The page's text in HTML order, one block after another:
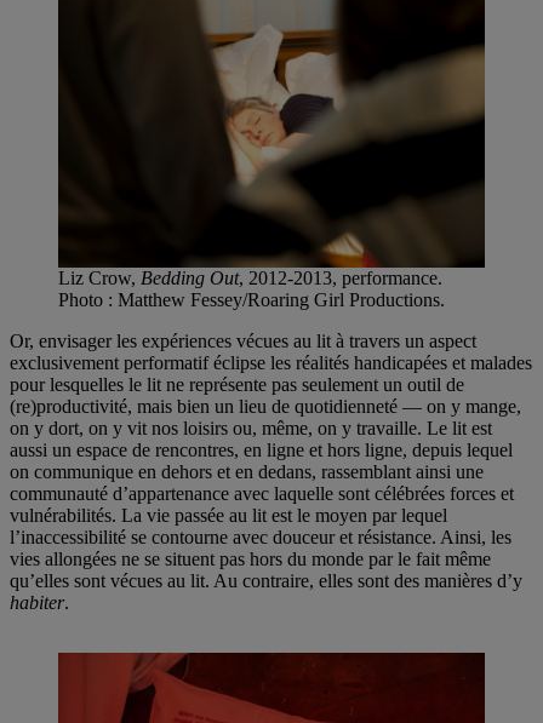
Liz Crow, Bedding Out, 2012-2013, performance.
Photo : Matthew Fessey/Roaring Girl Productions.
Or, envisager les expériences vécues au lit à travers un aspect
exclusivement performatif éclipse les réalités handicapées et malades
pour lesquelles le lit ne représente pas seulement un outil de
(re)productivité, mais bien un lieu de quotidienneté — on y mange,
on y dort, on y vit nos loisirs ou, même, on y travaille. Le lit est
aussi un espace de rencontres, en ligne et hors ligne, depuis lequel
on communique en dehors et en dedans, rassemblant ainsi une
communauté d’appartenance avec laquelle sont célébrées forces et
vulnérabilités. La vie passée au lit est le moyen par lequel
l’inaccessibilité se contourne avec douceur et résistance. Ainsi, les
vies allongées ne se situent pas hors du monde par le fait même
qu’elles sont vécues au lit. Au contraire, elles sont des manières d’y
habiter.